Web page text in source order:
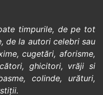
timpurile, de pe tot
de la autori celebrisau
,cugetări,aforisme,
, ghicitori, vrăji si
, colinde, urături,
.